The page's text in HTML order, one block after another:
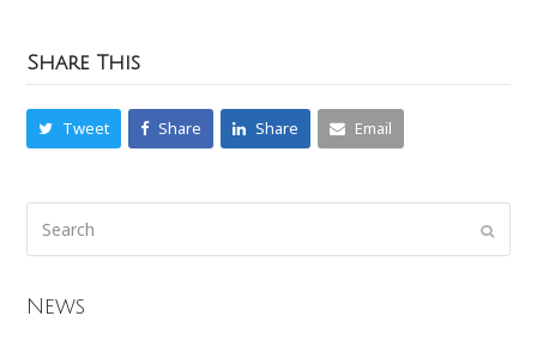
Share This
Tweet Share Share Email
News